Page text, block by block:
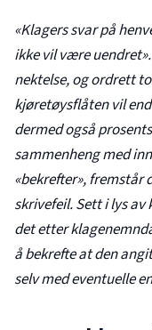
«Klagers svar på
ikke vil være
nektelse, og ordrett
kjøretøysflåten vil
dermed også
sammenheng med
«bekrefter», fremstår
skrivefeil. Sett i lys
det etter
å bekrefte at den
selv med eventuelle